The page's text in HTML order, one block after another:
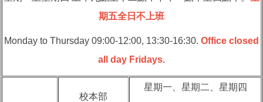
期五全日不上班
Monday to Thursday 09:00-12:00, 13:30-16:30. Office closed
all day Fridays.
校本部
星期一、星期二、星期四